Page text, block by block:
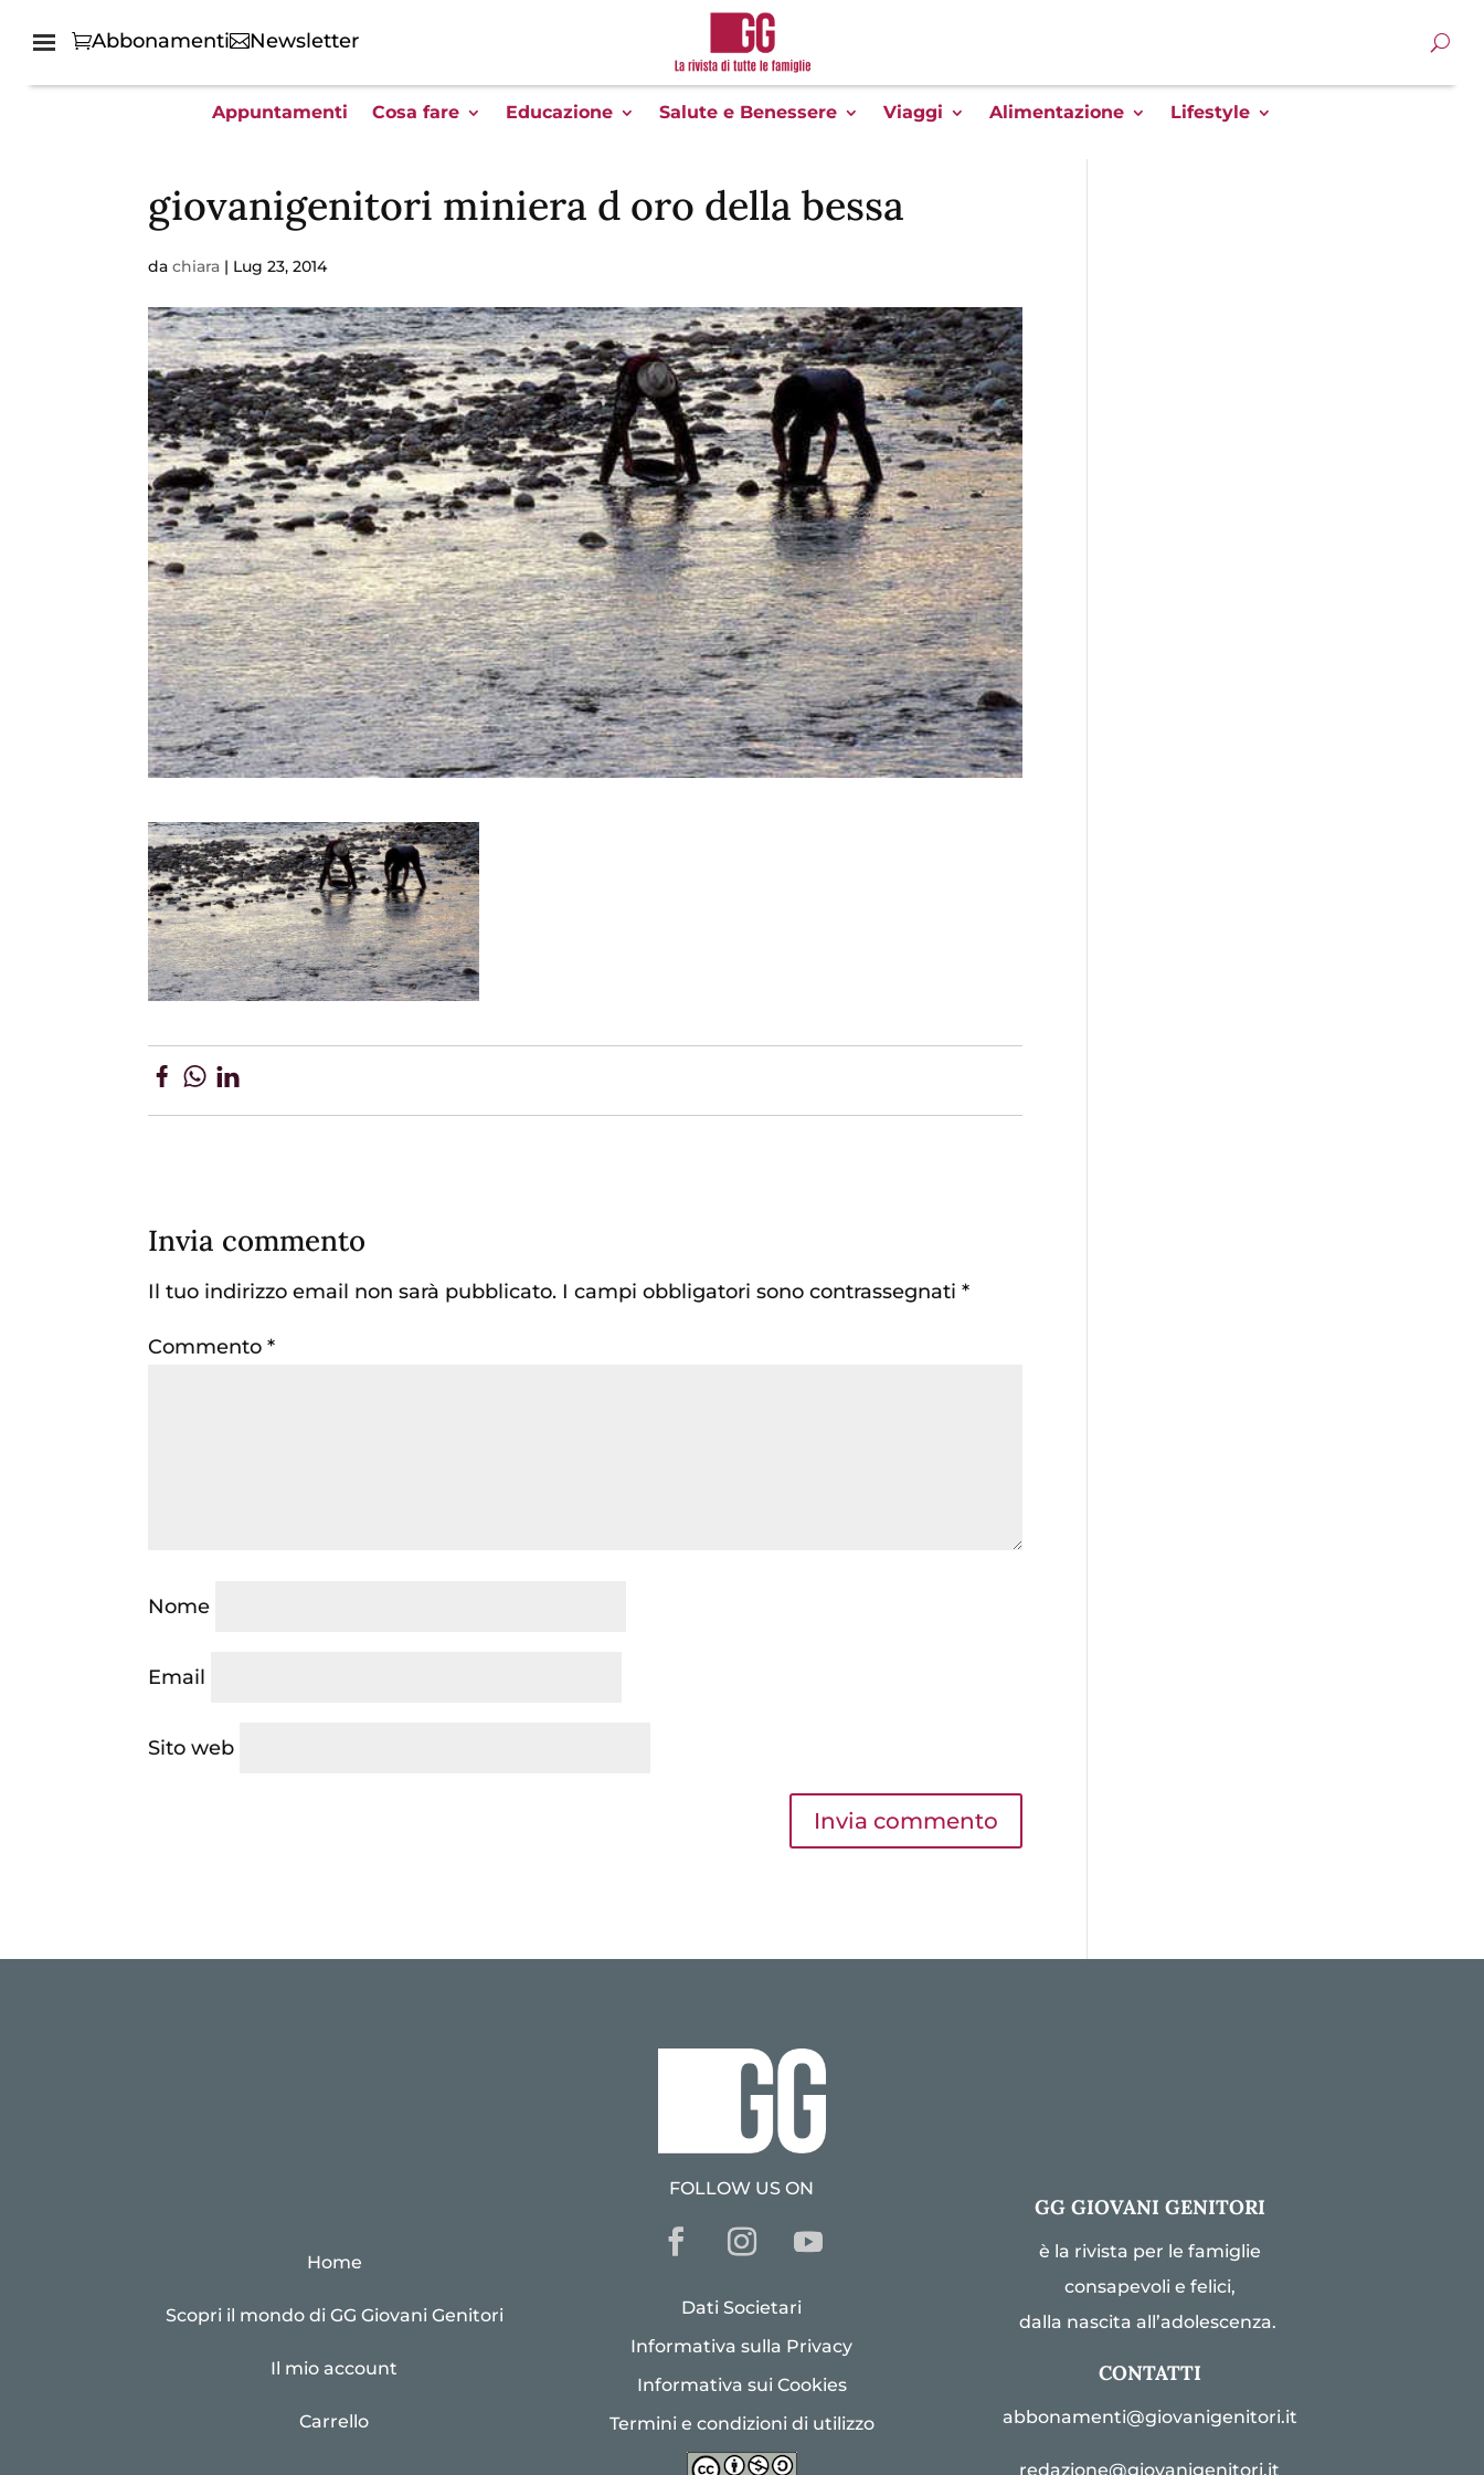
Abbonamenti Newsletter
Appuntamenti Cosa fare Educazione Salute e Benessere Viaggi Alimentazione Lifestyle
giovanigenitori miniera d oro della bessa
dachiara | Lug 23, 2014
Invia commento
Il tuo indirizzo email non sarà pubblicato. I campi obbligatori sono contrassegnati*
Commento*
Nome
Email
Sito web
Home
Scopri il mondo di GG Giovani Genitori
Il mio account
Carrello
FOLLOW US ON
Dati Societari
Informativa sulla Privacy
Informativa sui Cookies
Termini e condizioni di utilizzo
GG GIOVANI GENITORI
è la rivista per le famiglie
consapevoli e felici,
dalla nascita all’adolescenza.
CONTATTI
abbonamenti@giovanigenitori.it
redazione@giovanigenitori.it